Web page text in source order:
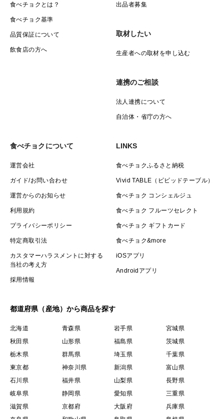
食べチョクとは？
食べチョク基準
品質保証について
飲食店の方へ
出品者募集
取材したい
生産者への取材を申し込む
連携のご相談
法人連携について
自治体・省庁の方へ
食べチョクについて
運営会社
ガイド/お問い合わせ
運営からのお知らせ
利用規約
プライバシーポリシー
特定商取引法
カスタマーハラスメントに対する
当社の考え方
採用情報
LINKS
食べチョクふるさと納税
Vivid TABLE（ビビッドテーブル）
食べチョク コンシェルジュ
食べチョク フルーツセレクト
食べチョク ギフトカード
食べチョク&more
iOSアプリ
Androidアプリ
都道府県（産地）から商品を探す
北海道 青森県 岩手県
宮城県
秋田県
山形県 福島県
茨城県
栃木県
群馬県 埼玉県
千葉県
東京都
神奈川県 新潟県
富山県
石川県
福井県 山梨県
長野県
岐阜県
静岡県 愛知県
三重県
滋賀県
京都府 大阪府
兵庫県